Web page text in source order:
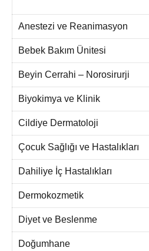
Anestezi ve Reanimasyon
Bebek Bakım Ünitesi
Beyin Cerrahi – Norosirurji
Biyokimya ve Klinik
Cildiye Dermatoloji
Çocuk Sağlığı ve Hastalıkları
Dahiliye İç Hastalıkları
Dermokozmetik
Diyet ve Beslenme
Doğumhane